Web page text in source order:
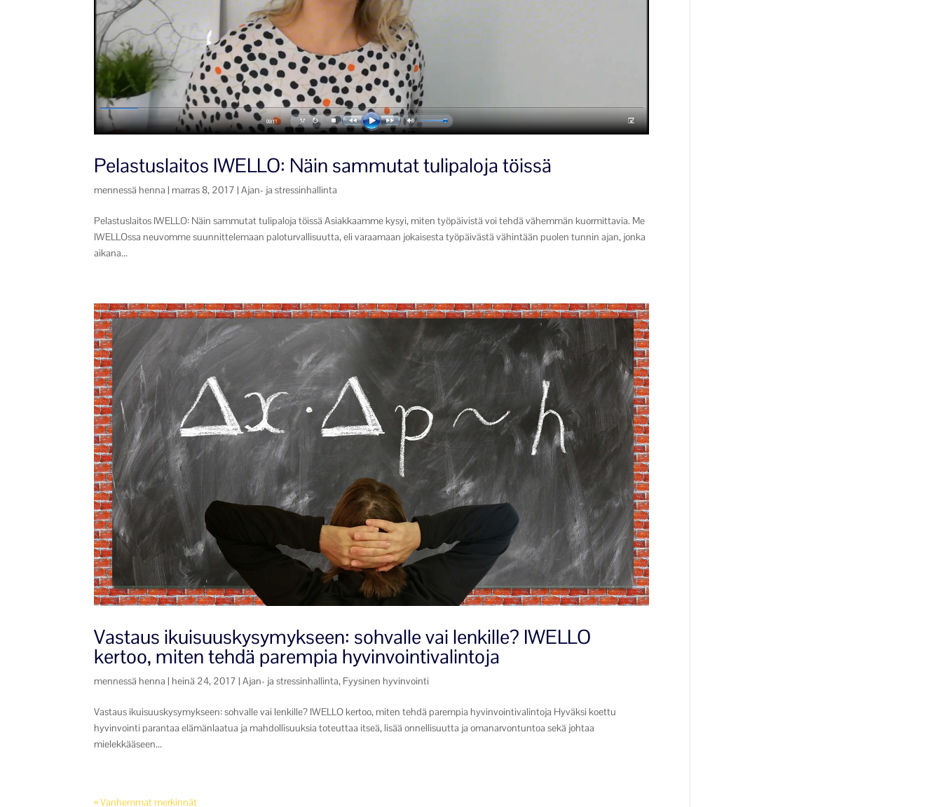
Pelastuslaitos IWELLO: Näin sammutat tulipaloja töissä
mennessä henna | marras 8, 2017 |Ajan- ja stressinhallinta
Pelastuslaitos IWELLO: Näin sammutat tulipaloja töissä Asiakkaamme kysyi, miten työpäivistä voi tehdä vähemmän kuormittavia. Me
IWELLOssa neuvomme suunnittelemaan paloturvallisuutta, eli varaamaan jokaisesta työpäivästä vähintään puolen tunnin ajan, jonka
aikana...
Vastaus ikuisuuskysymykseen: sohvalle vai lenkille? IWELLO
kertoo, miten tehdä parempia hyvinvointivalintoja
mennessä henna | heinä 24, 2017 |Ajan- ja stressinhallinta, Fyysinen hyvinvointi
Vastaus ikuisuuskysymykseen: sohvalle vai lenkille? IWELLO kertoo, miten tehdä parempia hyvinvointivalintoja Hyväksi koettu
hyvinvointi parantaa elämänlaatua ja mahdollisuuksia toteuttaa itseä, lisää onnellisuutta ja omanarvontuntoa sekä johtaa
mielekkääseen...
« Vanhemmat merkinnät